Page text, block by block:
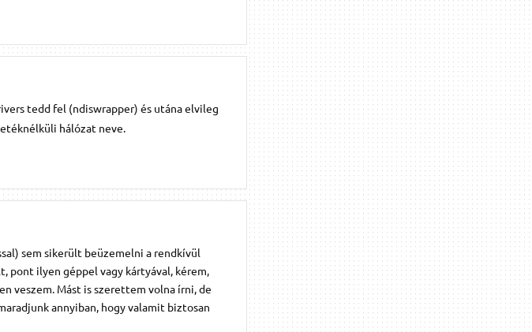
tedd fel (ndiswrapper) és utána elvileg
hálózat neve.
sem sikerült beüzemelni a rendkívül
pont ilyen géppel vagy kártyával, kérem,
veszem. Mást is szerettem volna írni, de
annyiban, hogy valamit biztosan